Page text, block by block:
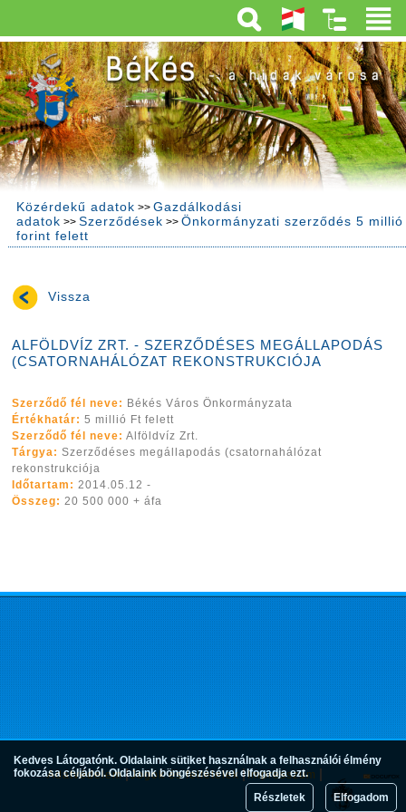
Közérdekű adatok >> Gazdálkodási
adatok >> Szerződések >> Önkormányzati szerződés 5 millió
forint felett
Vissza
ALFÖLDVÍZ ZRT. - SZERZŐDÉSES MEGÁLLAPODÁS
(CSATORNAHÁLÓZAT REKONSTRUKCIÓJA
Szerződő fél neve: Békés Város Önkormányzata
Értékhatár: 5 millió Ft felett
Szerződő fél neve: Alföldvíz Zrt.
Tárgya: Szerződéses megállapodás (csatornahálózat
rekonstrukciója
Időtartam: 2014.05.12 -
Összeg: 20 500 000 + áfa
Impresszum
Jogok és feltételek
Adatvédelem
Kedves Látogatónk. Oldalaink sütiket használnak a felhasználói élmény
fokozása céljából. Oldalaink böngészésével elfogadja ezt.
Részletek
Elfogadom